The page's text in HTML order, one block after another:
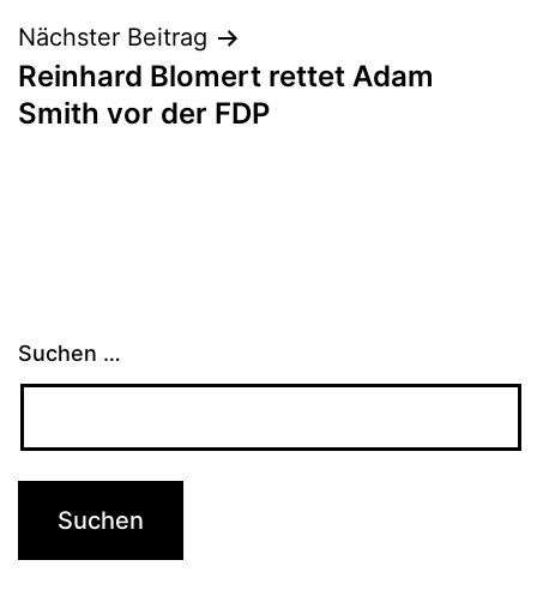
Nächster Beitrag
Reinhard Blomert rettet Adam
Smith vor der FDP
Suchen …